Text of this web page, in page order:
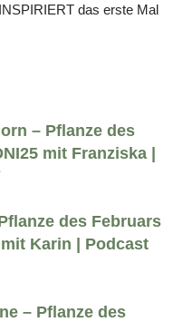
das erste Mal
– Pflanze des
mit Franziska |
des Februars
Karin | Podcast
– Pflanze des